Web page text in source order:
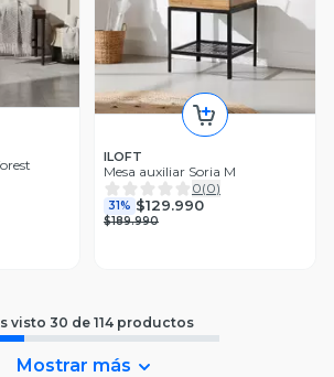
ILOFT
Mesa auxiliar Soria M
0(0)
31% $129.990
$189.990
visto 30 de 114 productos
Mostrar más